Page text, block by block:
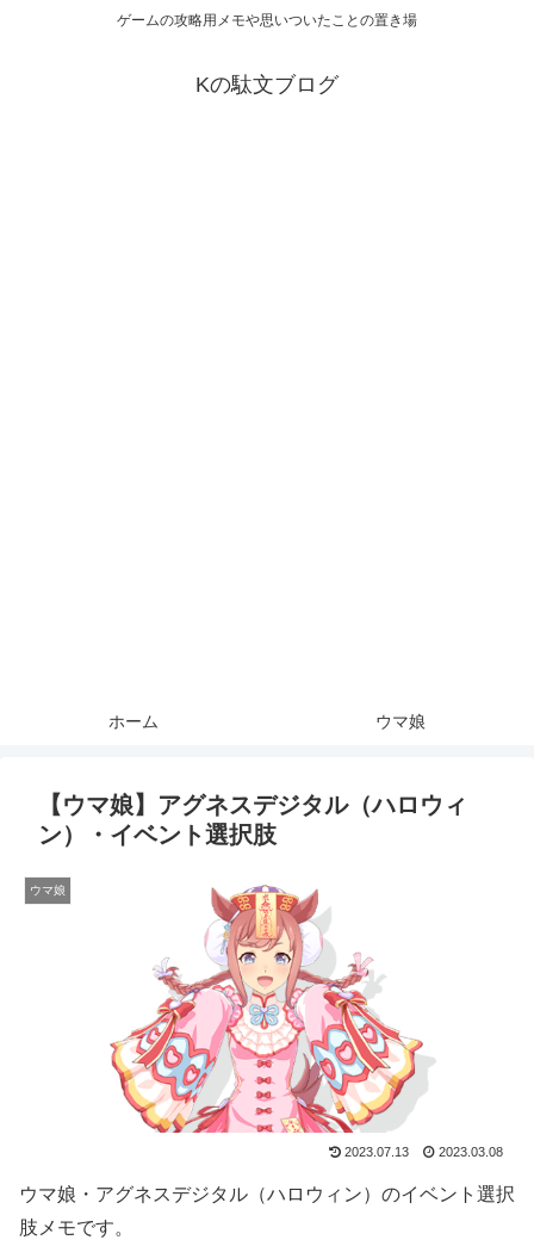
ゲームの攻略用メモや思いついたことの置き場
Kの駄文ブログ
ホーム ウマ娘
【ウマ娘】アグネスデジタル（ハロウィ
ン）・イベント選択肢
ウマ娘
2023.07.13 2023.03.08
ウマ娘・アグネスデジタル（ハロウィン）のイベント選択
肢メモです。